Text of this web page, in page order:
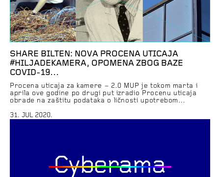
SHARE BILTEN: NOVA PROCENA UTICAJA
#HILJADEKAMERA, OPOMENA ZBOG BAZE
COVID-19…
Procena uticaja za kamere – 2.0 MUP je tokom marta i
aprila ove godine po drugi put izradio Procenu uticaja
obrade na zaštitu podataka o ličnosti upotrebom
“Sigurno društvo” u Beogradu. Nove informacije iz
31. JUL 2020.